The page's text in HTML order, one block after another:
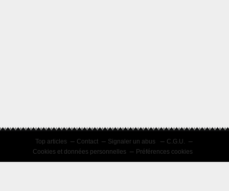
Top articles Contact Signaler un abus
C.G.U.
Cookies et données personnelles
Préférences cookies